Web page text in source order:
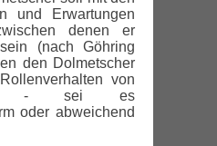
und Erwartungen
denen er
(nach Göhring
den Dolmetscher
von
- sei es
oder abweichend